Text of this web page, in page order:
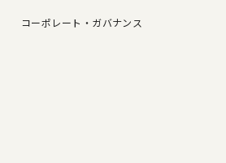
コーポレート・ガバナンス